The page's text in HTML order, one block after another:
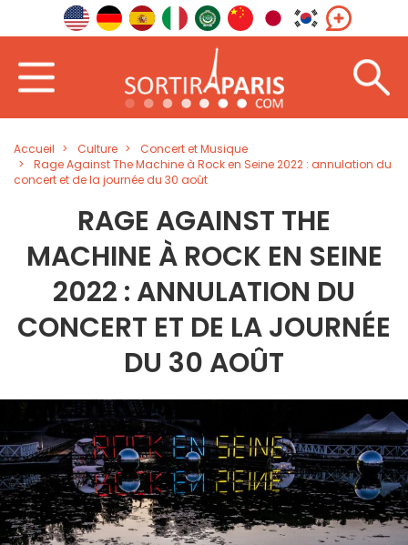
Accueil Culture
Concert et Musique
Rage Against The Machine à Rock en Seine 2022 : annulation du
concert et de la journée du 30 août
RAGE AGAINST THE
MACHINE À ROCK EN SEINE
2022 : ANNULATION DU
CONCERT ET DE LA JOURNÉE
DU 30 AOÛT